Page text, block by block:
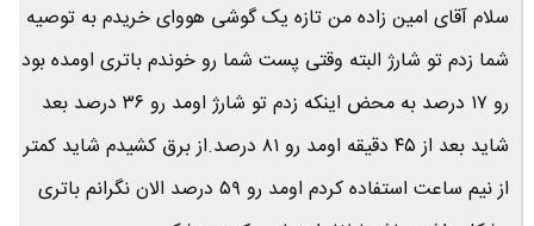
سلام آقای امین زاده من تازه یک گوشی هووای خریدم به توصیه
شما زدم تو شارژ البته وقتی پست شما رو خوندم باتری اومده بود
رو ۱۷ درصد به محض اینکه زدم تو شارژ اومد رو ۳۶ درصد بعد
شاید بعد از ۴۵ دقیقه اومد رو ۸۱ درصد.از برق کشیدم شاید کمتر
از نیم ساعت استفاده کردم اومد رو ۵۹ درصد الان نگرانم باتری